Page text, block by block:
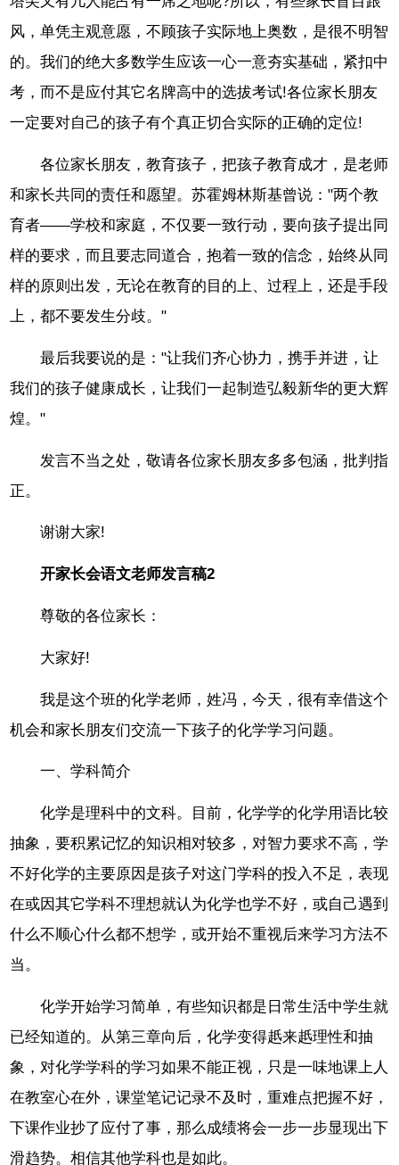
风，单凭主观意愿，不顾孩子实际地上奥数，是很不明智
的。我们的绝大多数学生应该一心一意夯实基础，紧扣中
考，而不是应付其它名牌高中的选拔考试!各位家长朋友
一定要对自己的孩子有个真正切合实际的正确的定位!
各位家长朋友，教育孩子，把孩子教育成才，是老师
和家长共同的责任和愿望。苏霍姆林斯基曾说："两个教
育者——学校和家庭，不仅要一致行动，要向孩子提出同
样的要求，而且要志同道合，抱着一致的信念，始终从同
样的原则出发，无论在教育的目的上、过程上，还是手段
上，都不要发生分歧。"
最后我要说的是："让我们齐心协力，携手并进，让
我们的孩子健康成长，让我们一起制造弘毅新华的更大辉
煌。"
发言不当之处，敬请各位家长朋友多多包涵，批判指
正。
谢谢大家!
开家长会语文老师发言稿2
尊敬的各位家长：
大家好!
我是这个班的化学老师，姓冯，今天，很有幸借这个
机会和家长朋友们交流一下孩子的化学学习问题。
一、学科简介
化学是理科中的文科。目前，化学学的化学用语比较
抽象，要积累记忆的知识相对较多，对智力要求不高，学
不好化学的主要原因是孩子对这门学科的投入不足，表现
在或因其它学科不理想就认为化学也学不好，或自己遇到
什么不顺心什么都不想学，或开始不重视后来学习方法不
当。
化学开始学习简单，有些知识都是日常生活中学生就
已经知道的。从第三章向后，化学变得赿来赿理性和抽
象，对化学学科的学习如果不能正视，只是一味地课上人
在教室心在外，课堂笔记记录不及时，重难点把握不好，
下课作业抄了应付了事，那么成绩将会一步一步显现出下
滑趋势。相信其他学科也是如此。